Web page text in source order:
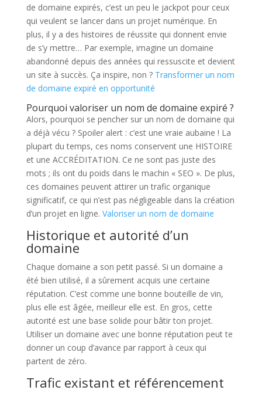
de domaine expirés, c’est un peu le jackpot pour ceux
qui veulent se lancer dans un projet numérique. En
plus, il y a des histoires de réussite qui donnent envie
de s’y mettre… Par exemple, imagine un domaine
abandonné depuis des années qui ressuscite et devient
un site à succès. Ça inspire, non ? Transformer un nom
de domaine expiré en opportunité
Pourquoi valoriser un nom de domaine expiré ?
Alors, pourquoi se pencher sur un nom de domaine qui
a déjà vécu ? Spoiler alert : c’est une vraie aubaine ! La
plupart du temps, ces noms conservent une HISTOIRE
et une ACCRÉDITATION. Ce ne sont pas juste des
mots ; ils ont du poids dans le machin « SEO ». De plus,
ces domaines peuvent attirer un trafic organique
significatif, ce qui n’est pas négligeable dans la création
d’un projet en ligne. Valoriser un nom de domaine
Historique et autorité d’un
domaine
Chaque domaine a son petit passé. Si un domaine a
été bien utilisé, il a sûrement acquis une certaine
réputation. C’est comme une bonne bouteille de vin,
plus elle est âgée, meilleur elle est. En gros, cette
autorité est une base solide pour bâtir ton projet.
Utiliser un domaine avec une bonne réputation peut te
donner un coup d’avance par rapport à ceux qui
partent de zéro.
Trafic existant et référencement